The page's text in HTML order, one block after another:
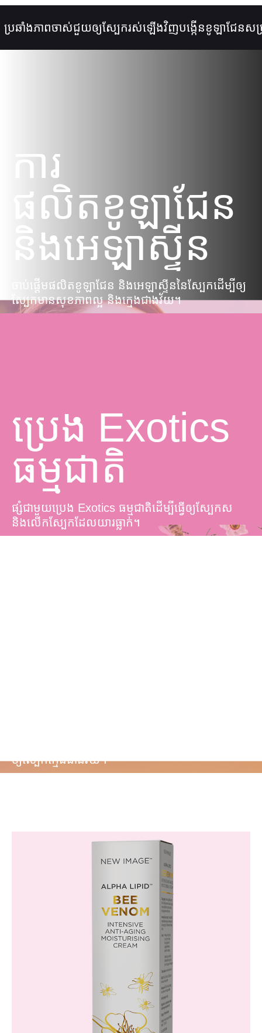
ឆាំងភាពចាស់ជួយឲ្យស្បែករស់ឡើងវិញបង្កើនខូឡាជែនសម្រ
ការ
ផលិតខូឡាជែន
និងអេឡាស្ទីន
ចាប់ផ្តើមផលិតខូឡាជែន និងអេឡាស្ទីននៃស្បែកដើម្បីឲ្យ
ស្បែកមានសុខភាពល្អ និងក្មេងជាងវ័យ។
ប្រេង Exotics
ធម្មជាតិ
ផ្សំជាមួយប្រេង Exotics ធម្មជាតិដើម្បីធ្វើឲ្យស្បែកស
និងលើកស្បែកដែលយារធ្លាក់។
ឲ្យស្បែកក្មេងជាងវ័យ។